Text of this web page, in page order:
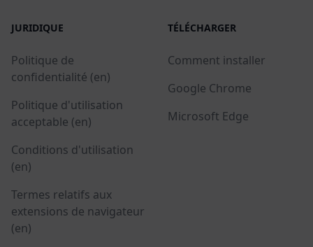
JURIDIQUE
Politique de
confidentialité (en)
Politique d'utilisation
acceptable (en)
Conditions d'utilisation
(en)
Termes relatifs aux
extensions de navigateur
(en)
TÉLÉCHARGER
Comment installer
Google Chrome
Microsoft Edge